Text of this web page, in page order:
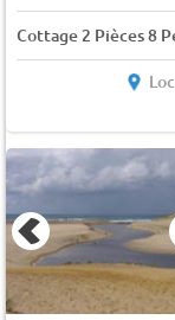
Cottage 2 Pièces 8